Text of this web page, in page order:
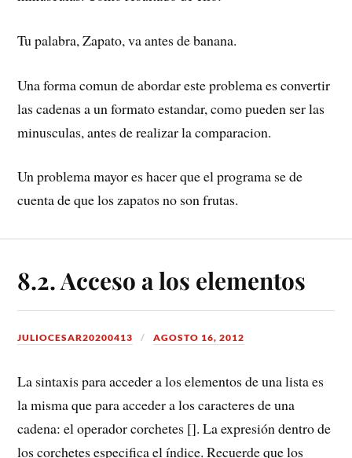
Tu palabra, Zapato, va antes de banana.
Una forma comun de abordar este problema es convertir
las cadenas a un formato estandar, como pueden ser las
minusculas, antes de realizar la comparacion.
Un problema mayor es hacer que el programa se de
cuenta de que los zapatos no son frutas.
8.2. Acceso a los elementos
JULIOCESAR20200413 AGOSTO 16, 2012
La sintaxis para acceder a los elementos de una lista es
la misma que para acceder a los caracteres de una
cadena: el operador corchetes []. La expresión dentro de
los corchetes especifica el índice. Recuerde que los